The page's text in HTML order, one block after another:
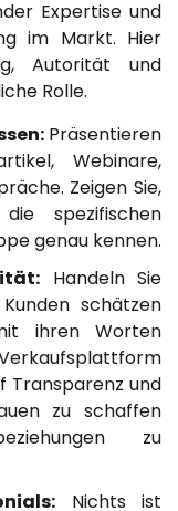
Expertise und
im Markt. Hier
Autorität und
Rolle.
Präsentieren
Webinare,
Zeigen Sie,
spezifischen
genau kennen.
Handeln Sie
schätzen
ihren Worten
Transparenz und
zu schaffen
zu
Nichts ist